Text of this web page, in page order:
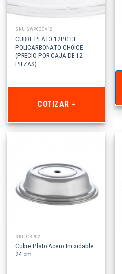
SKU: SWPCCOV12
CUBRE PLATO 12PG DE
POLICARBONATO CHOICE
(PRECIO POR CAJA DE 12
PIEZAS)
COTIZAR +
SKU: CBP02
Cubre Plato Acero Inoxidable
24 cm